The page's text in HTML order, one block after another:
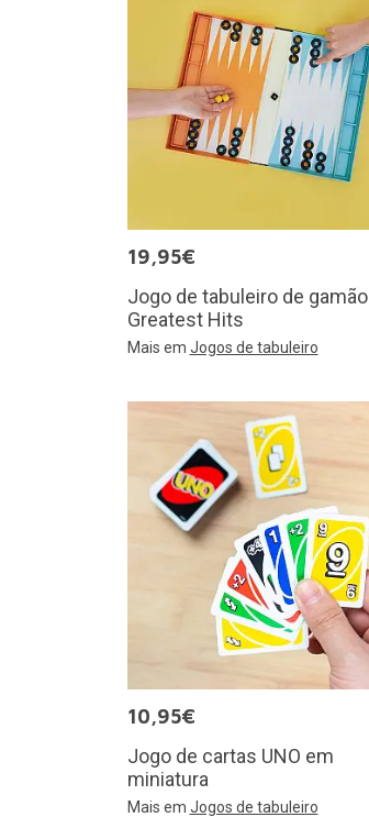
19,95€
Jogo de tabuleiro de gamão
Greatest Hits
Mais em Jogos de tabuleiro
10,95€
Jogo de cartas UNO em
miniatura
Mais em Jogos de tabuleiro